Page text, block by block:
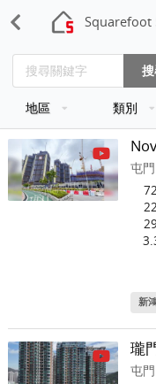
Squarefoot
地區 類別
屯門
新
瓏
屯門